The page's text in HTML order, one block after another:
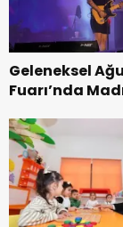
Geleneksel
Fuarı’nda